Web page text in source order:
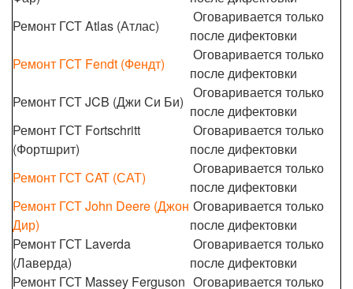
Ремонт ГСТ Atlas (Атлас)
Оговаривается только
после дифектовки
Ремонт ГСТ Fendt (Фендт)
Оговаривается только
после дифектовки
Ремонт ГСТ JCB (Джи Си Би)
Оговаривается только
после дифектовки
Ремонт ГСТ Fortschritt
(Фортшрит)
Оговаривается только
после дифектовки
Ремонт ГСТ CAT (САТ)
Оговаривается только
после дифектовки
Ремонт ГСТ John Deere (Джон
Дир)
Оговаривается только
после дифектовки
Ремонт ГСТ Laverda
(Лаверда)
Оговаривается только
после дифектовки
Ремонт ГСТ Massey Ferguson Оговаривается только